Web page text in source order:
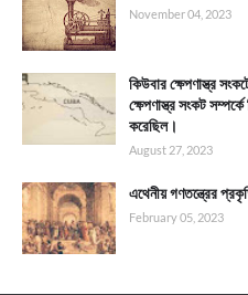
November 04, 2023
কিউবার ক্ষেপণাস্ত্র
ক্ষেপণাস্ত্র সংকট
করেছিল।
August 27, 2023
এথেনীয় গণতন্ত্রের
February 05, 2023